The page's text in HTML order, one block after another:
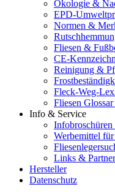
Ökologie &
EPD-
Normen &
Fliesen &
CE-
Reinigung &
Fleck-Weg-
Fliesen
Info & Service
Werbemittel
Links &
Hersteller
Datenschutz